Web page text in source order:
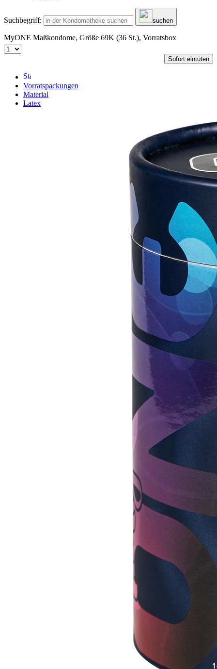
Suchbegriff: suchen
MyONE Maßkondome, Größe 69K (36 St.), Vorratsbox
Sofort eintüten
Vorratspackungen
Material
Latex